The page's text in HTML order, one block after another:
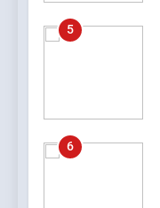
5
6